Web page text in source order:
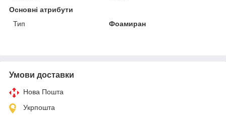
Основні атрибути
Тип
Фоамиран
Умови доставки
Нова Пошта
Укрпошта